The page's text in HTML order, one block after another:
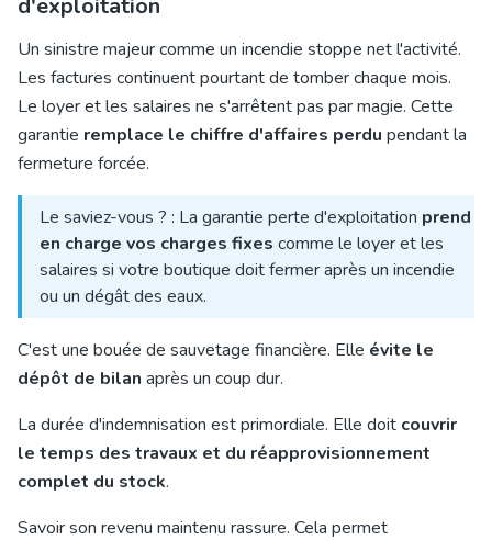
d'exploitation
Un sinistre majeur comme un incendie stoppe net l'activité.
Les factures continuent pourtant de tomber chaque mois.
Le loyer et les salaires ne s'arrêtent pas par magie. Cette
garantie remplace le chiffre d'affaires perdu pendant la
fermeture forcée.
Le saviez-vous ? : La garantie perte d'exploitation prend
en charge vos charges fixes comme le loyer et les
salaires si votre boutique doit fermer après un incendie
ou un dégât des eaux.
C'est une bouée de sauvetage financière. Elle évite le
dépôt de bilan après un coup dur.
La durée d'indemnisation est primordiale. Elle doit couvrir
le temps des travaux et du réapprovisionnement
complet du stock.
Savoir son revenu maintenu rassure. Cela permet